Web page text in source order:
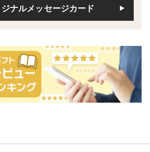
ナルメッセージカード